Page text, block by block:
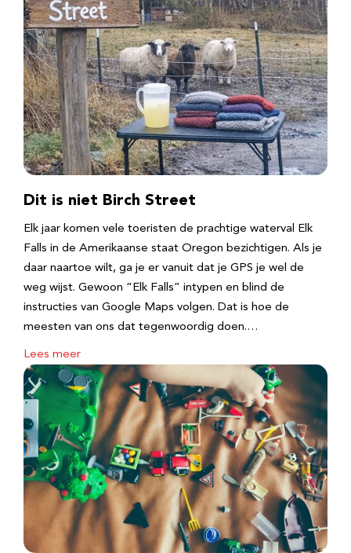
Dit is niet Birch Street
Elk jaar komen vele toeristen de prachtige waterval Elk
Falls in de Amerikaanse staat Oregon bezichtigen. Als je
daar naartoe wilt, ga je er vanuit dat je GPS je wel de
weg wijst. Gewoon “Elk Falls” intypen en blind de
instructies van Google Maps volgen. Dat is hoe de
meesten van ons dat tegenwoordig doen.…
Lees meer